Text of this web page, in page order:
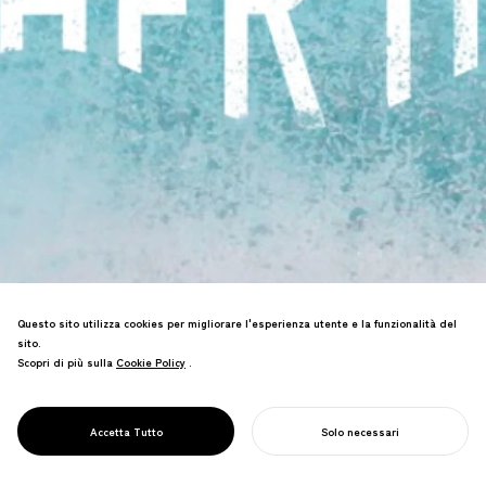
PROJECT
OCEANO MADRE
oceani collegando i nostri sentimenti
per il mare con l'amore materno.
Questo sito utilizza cookies per migliorare l'esperienza utente e la funzionalità del
sito.
Scopri di più sulla Cookie Policy
Cookie Policy .
Accetta Tutto Solo necessari